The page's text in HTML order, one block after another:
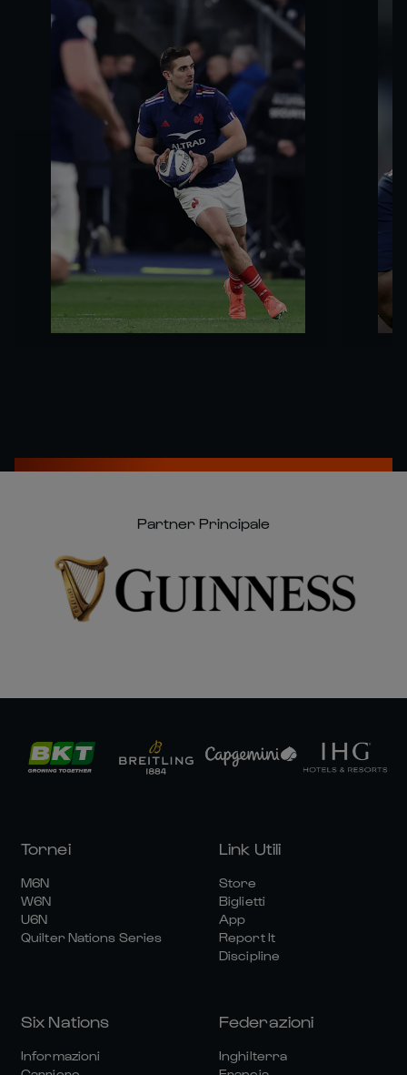
Partner Principale
Tornei
M6N
W6N
U6N
Quilter Nations Series
Link Utili
Store
Biglietti
App
Report It
Discipline
Six Nations
Informazioni
Federazioni
Inghilterra